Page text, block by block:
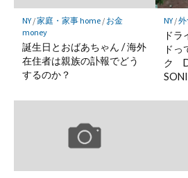
NY/家庭・家事 home/ お金
money
誕生日とおばあちゃん / 海外
在住者は親族の訃報でどう
するのか？
NY/
ド
ドっ
ク